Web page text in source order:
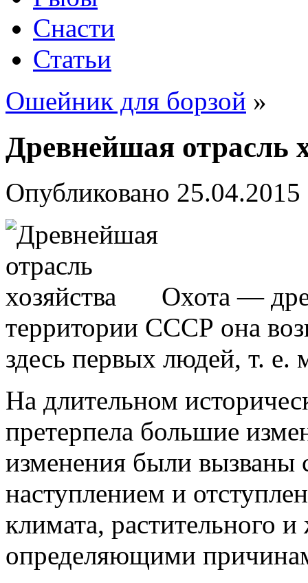
Снасти
Статьи
Ошейник для борзой »
Древнейшая отрасль
Опубликовано 25.04.2015
Охота —
территории СССР она
здесь первых людей, т. е.
На длительном
претерпела большие
изменения были
наступлением и
климата, растительного
определяющими